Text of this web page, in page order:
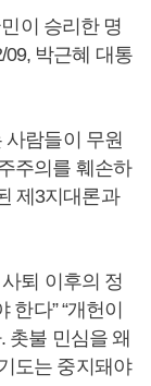
이 승리한 명
09, 박근혜 대통
사람들이 무원
주의를 훼손하
제3지대론과
퇴 이후의 정
다” “개헌이
촛불 민심을 왜
도는 중지돼야